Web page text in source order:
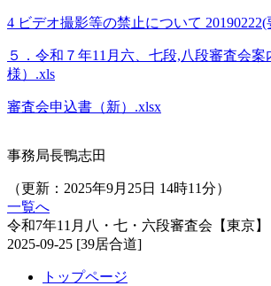
4 ビデオ撮影等の禁止について 20190222(
５．令和７年11月六、七段,八段審査会
様）.xls
審査会申込書（新）.xlsx
事務局長鴨志田
（更新：2025年9月25日 14時11分）
一覧へ
令和7年11月八・七・六段審査会【東京】
2025-09-25 [39居合道]
トップページ